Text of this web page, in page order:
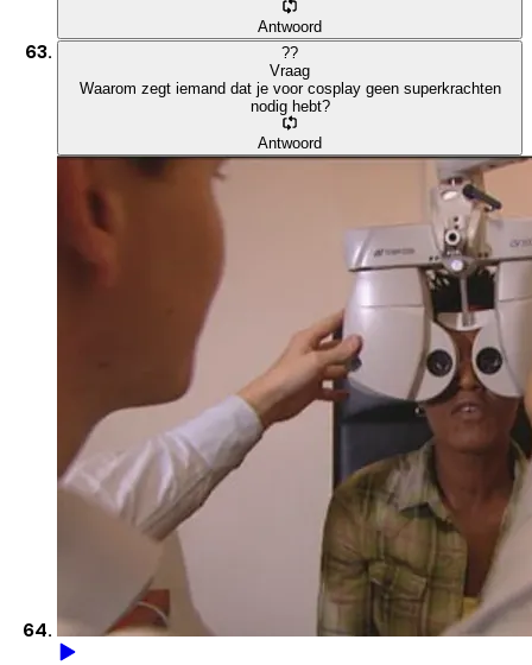
Antwoord
??
Vraag
Waarom zegt iemand dat je voor cosplay geen superkrachten
nodig hebt?
Antwoord